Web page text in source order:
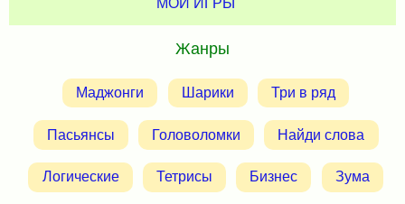
Жанры
Маджонги Шарики Три в ряд
Пасьянсы Головоломки Найди слова
Логические Тетрисы Бизнес Зума